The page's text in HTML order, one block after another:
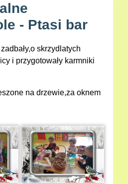
- Ptasi bar
skrzydlatych
i przygotowały karmniki
na drzewie,za oknem